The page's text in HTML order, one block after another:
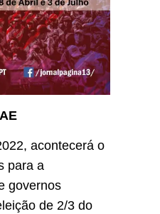
acontecerá o
para a
governos
de 2/3 do